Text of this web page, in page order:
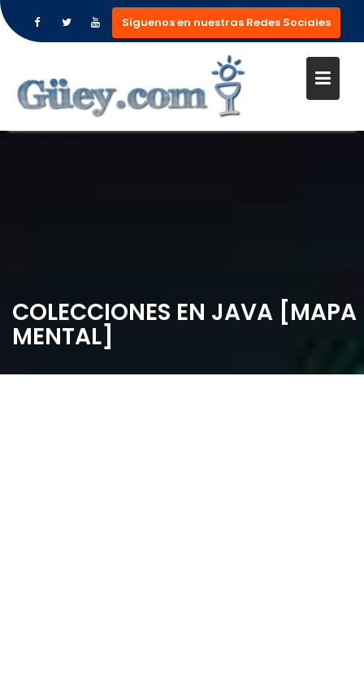
Síguenos en nuestras Redes Sociales
COLECCIONES EN JAVA [MAPA
MENTAL]